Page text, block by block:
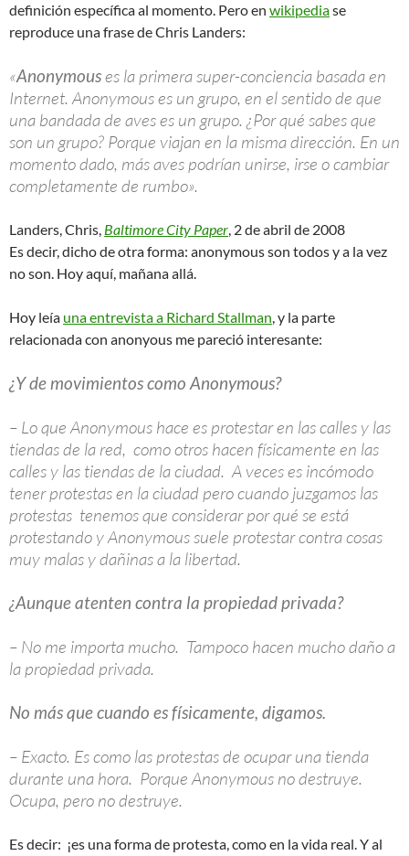
definición específica al momento. Pero en wikipediase
reproduce una frase de Chris Landers:
«Anonymouses la primera super-conciencia basada en
Internet. Anonymous es un grupo, en el sentido de que
una bandada de aves es un grupo. ¿Por qué sabes que
son un grupo? Porque viajan en la misma dirección. En un
momento dado, más aves podrían unirse, irse o cambiar
completamente de rumbo».
Landers, Chris, Baltimore City Paper, 2 de abril de 2008
Es decir, dicho de otra forma: anonymous son todos y a la vez
no son. Hoy aquí, mañana allá.
Hoy leía una entrevista a Richard Stallman, y la parte
relacionada con anonyous me pareció interesante:
¿Y de movimientos como Anonymous?
– Lo que Anonymous hace es protestar en las calles y las
tiendas de la red, como otros hacen físicamente en las
calles y las tiendas de la ciudad. A veces es incómodo
tener protestas en la ciudad pero cuando juzgamos las
protestas tenemos que considerar por qué se está
protestando y Anonymous suele protestar contra cosas
muy malas y dañinas a la libertad.
¿Aunque atenten contra la propiedad privada?
– No me importa mucho. Tampoco hacen mucho daño a
la propiedad privada.
No más que cuando es físicamente, digamos.
– Exacto. Es como las protestas de ocupar una tienda
durante una hora. Porque Anonymous no destruye.
Ocupa, pero no destruye.
Es decir: ¡es una forma de protesta, como en la vida real. Y al